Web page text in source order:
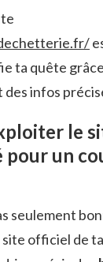
ta quête grâce
infos
le
un
seulement
officiel de